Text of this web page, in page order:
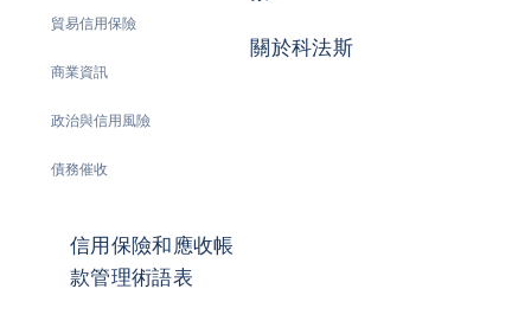
貿易信用保險
商業資訊
政治與信用風險
債務催收
關於科法斯
信用保險和應收帳
款管理術語表